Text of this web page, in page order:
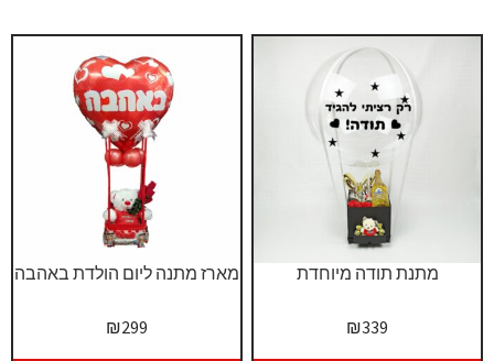
מארז מתנה ליום הולדת באהבה
₪299
מתנת תודה מיוחדת
₪339